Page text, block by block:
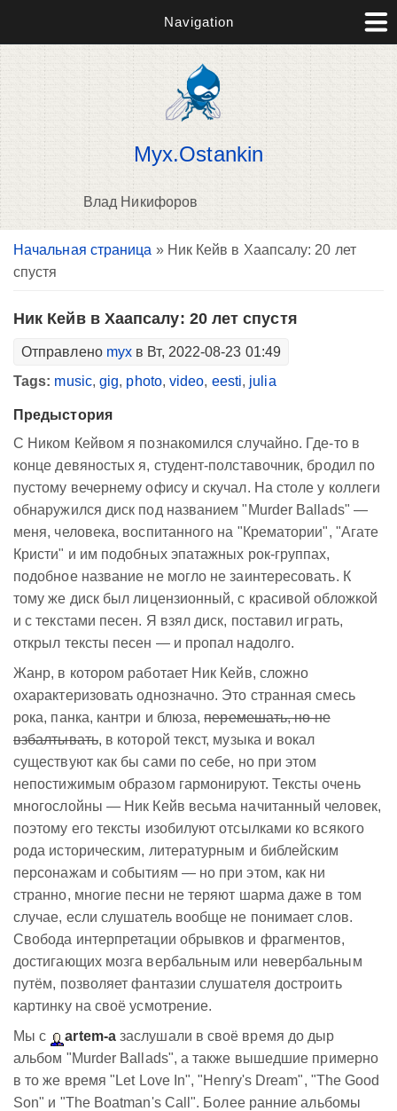
Navigation
Myx.Ostankin
Влад Никифоров
Вы здесь
Начальная страница » Ник Кейв в Хаапсалу: 20 лет
спустя
Ник Кейв в Хаапсалу: 20 лет спустя
Отправлено myx в Вт, 2022-08-23 01:49
Tags: music,gig, photo,video, eesti, julia
Предыстория
C Ником Кейвом я познакомился случайно. Где-то в
конце девяностых я, студент-полставочник, бродил по
пустому вечернему офису и скучал. На столе у коллеги
обнаружился диск под названием "Murder Ballads" —
меня, человека, воспитанного на "Крематории", "Агате
Кристи" и им подобных эпатажных рок-группах,
подобное название не могло не заинтересовать. К
тому же диск был лицензионный, с красивой обложкой
и с текстами песен. Я взял диск, поставил играть,
открыл тексты песен — и пропал надолго.
Жанр, в котором работает Ник Кейв, сложно
охарактеризовать однозначно. Это странная смесь
рока, панка, кантри и блюза,перемешать, но не
взбалтывать, в которой текст, музыка и вокал
существуют как бы сами по себе, но при этом
непостижимым образом гармонируют. Тексты очень
многослойны — Ник Кейв весьма начитанный человек,
поэтому его тексты изобилуют отсылками ко всякого
рода историческим, литературным и библейским
персонажам и событиям — но при этом, как ни
странно, многие песни не теряют шарма даже в том
случае, если слушатель вообще не понимает слов.
Свобода интерпретации обрывков и фрагментов,
достигающих мозга вербальным или невербальным
путём, позволяет фантазии слушателя достроить
картинку на своё усмотрение.
Мы с
artem-aзаслушали в своё время до дыр
альбом "Murder Ballads", а также вышедшие примерно
в то же время "Let Love In", "Henry's Dream", "The Good
Son" и "The Boatman's Call". Более ранние альбомы